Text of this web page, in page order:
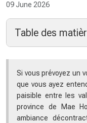
09 June 2026
Table des
Si vous prévoyez un
que vous ayez
paisible entre les
province de Mae
ambiance